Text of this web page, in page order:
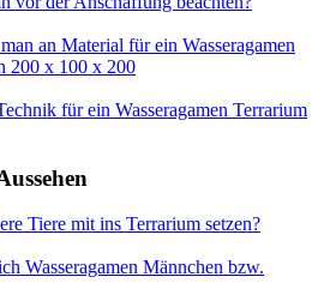
an Material für ein Wasseragamen
200 x 100 x 200
für ein Wasseragamen Terrarium
Tiere mit ins Terrarium setzen?
Wasseragamen Männchen bzw.